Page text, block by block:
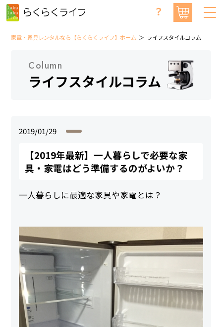
？
家電・家具レンタルなら【らくらくライフ】ホーム ライフスタイルコラム
Column
ライフスタイルコラム
2019/01/29
【2019年最新】一人暮らしで必要な家
具・家電はどう準備するのがよいか？
一人暮らしに最適な家具や家電とは？